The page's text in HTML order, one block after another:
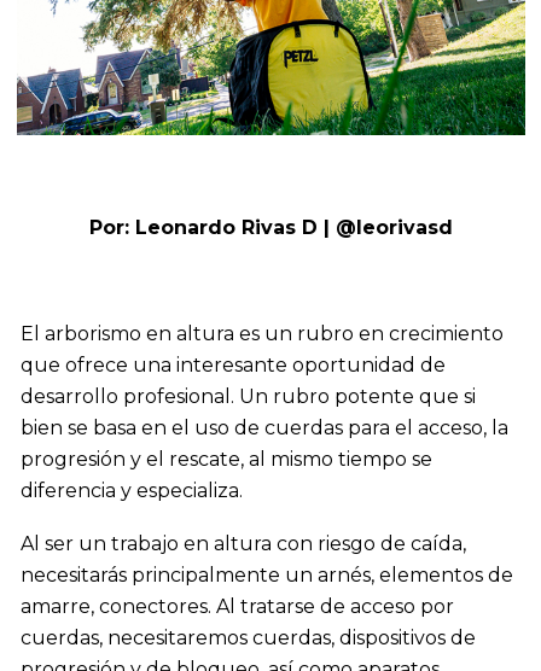
Por: Leonardo Rivas D | @leorivasd
El arborismo en altura es un rubro en crecimiento
que ofrece una interesante oportunidad de
desarrollo profesional. Un rubro potente que si
bien se basa en el uso de cuerdas para el acceso, la
progresión y el rescate, al mismo tiempo se
diferencia y especializa.
Al ser un trabajo en altura con riesgo de caída,
necesitarás principalmente un arnés, elementos de
amarre, conectores. Al tratarse de acceso por
cuerdas, necesitaremos cuerdas, dispositivos de